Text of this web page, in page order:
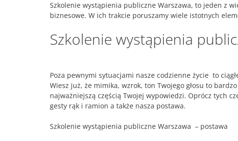
Szkolenie wystąpienia publiczne Warszawa, to jeden z
biznesowe. W ich trakcie poruszamy wiele istotnych
Szkolenie wystąpienia
Poza pewnymi sytuacjami nasze codzienne życie to
Wiesz już, że mimika, wzrok, ton Twojego głosu to
najważniejszą częścią Twojej wypowiedzi. Oprócz tych
gesty rąk i ramion a także nasza postawa.
Szkolenie wystąpienia publiczne Warszawa – postawa